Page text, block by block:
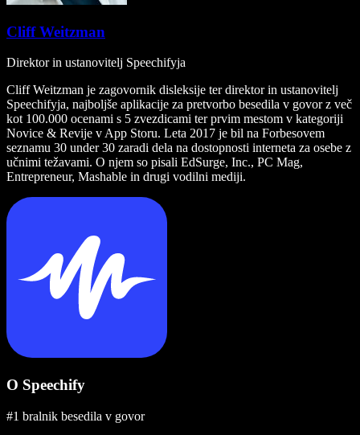
Cliff Weitzman
Direktor in ustanovitelj Speechifyja
Cliff Weitzman je zagovornik disleksije ter direktor in ustanovitelj
Speechifyja, najboljše aplikacije za pretvorbo besedila v govor z več
kot 100.000 ocenami s 5 zvezdicami ter prvim mestom v kategoriji
Novice & Revije v App Storu. Leta 2017 je bil na Forbesovem
seznamu 30 under 30 zaradi dela na dostopnosti interneta za osebe z
učnimi težavami. O njem so pisali EdSurge, Inc., PC Mag,
Entrepreneur, Mashable in drugi vodilni mediji.
O Speechify
#1 bralnik besedila v govor